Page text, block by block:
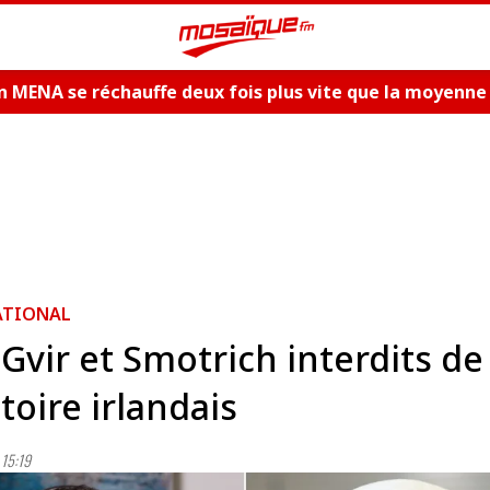
MENA se réchauffe deux fois plus vite que la moyenne
et Smotrich interdits de
irlandais